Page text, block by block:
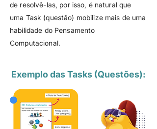
de resolvê-las, por isso, é natural que
uma Task (questão) mobilize mais de uma
habilidade do Pensamento
Computacional.
Exemplo das Tasks (Questões):